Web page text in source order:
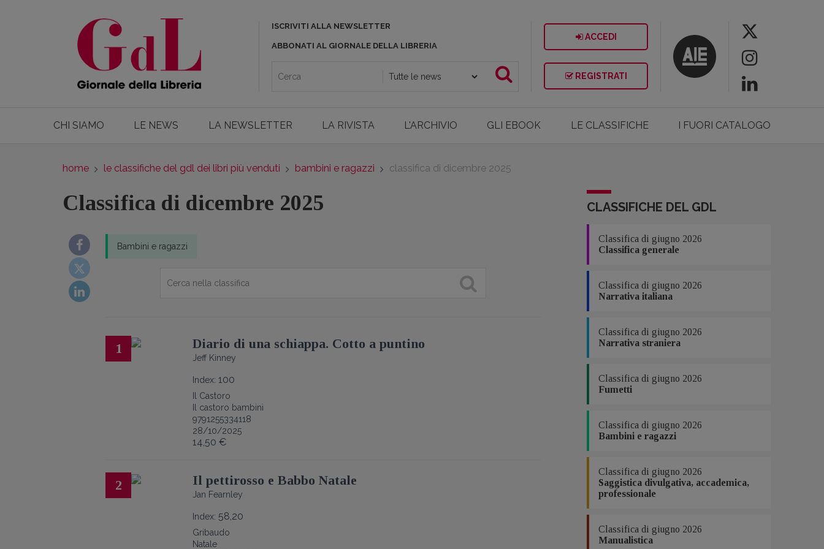
ISCRIVITI ALLA NEWSLETTER
ABBONATI AL GIORNALE DELLA LIBRERIA
ACCEDI
REGISTRATI
CHI SIAMO LE NEWS LA NEWSLETTER LA RIVISTA L'ARCHIVIO GLI EBOOK LE CLASSIFICHE I FUORI CATALOGO
home le classifiche del gdl dei libri più venduti bambini e ragazzi classifica di dicembre 2025
Classifica di dicembre 2025
Bambini e ragazzi
1 Diario di una schiappa. Cotto a puntino
Jeff Kinney
Index: 100
Il Castoro
Il castoro bambini
9791255334118
28/10/2025
14,50 €
2 Il pettirosso e Babbo Natale
Jan Fearnley
Index: 58,20
Gribaudo
Natale
CLASSIFICHE DEL GDL
Classifica di giugno 2026
Classifica generale
Classifica di giugno 2026
Narrativa italiana
Classifica di giugno 2026
Narrativa straniera
Classifica di giugno 2026
Fumetti
Classifica di giugno 2026
Bambini e ragazzi
Classifica di giugno 2026
Saggistica divulgativa, accademica,
professionale
Classifica di giugno 2026
Manualistica